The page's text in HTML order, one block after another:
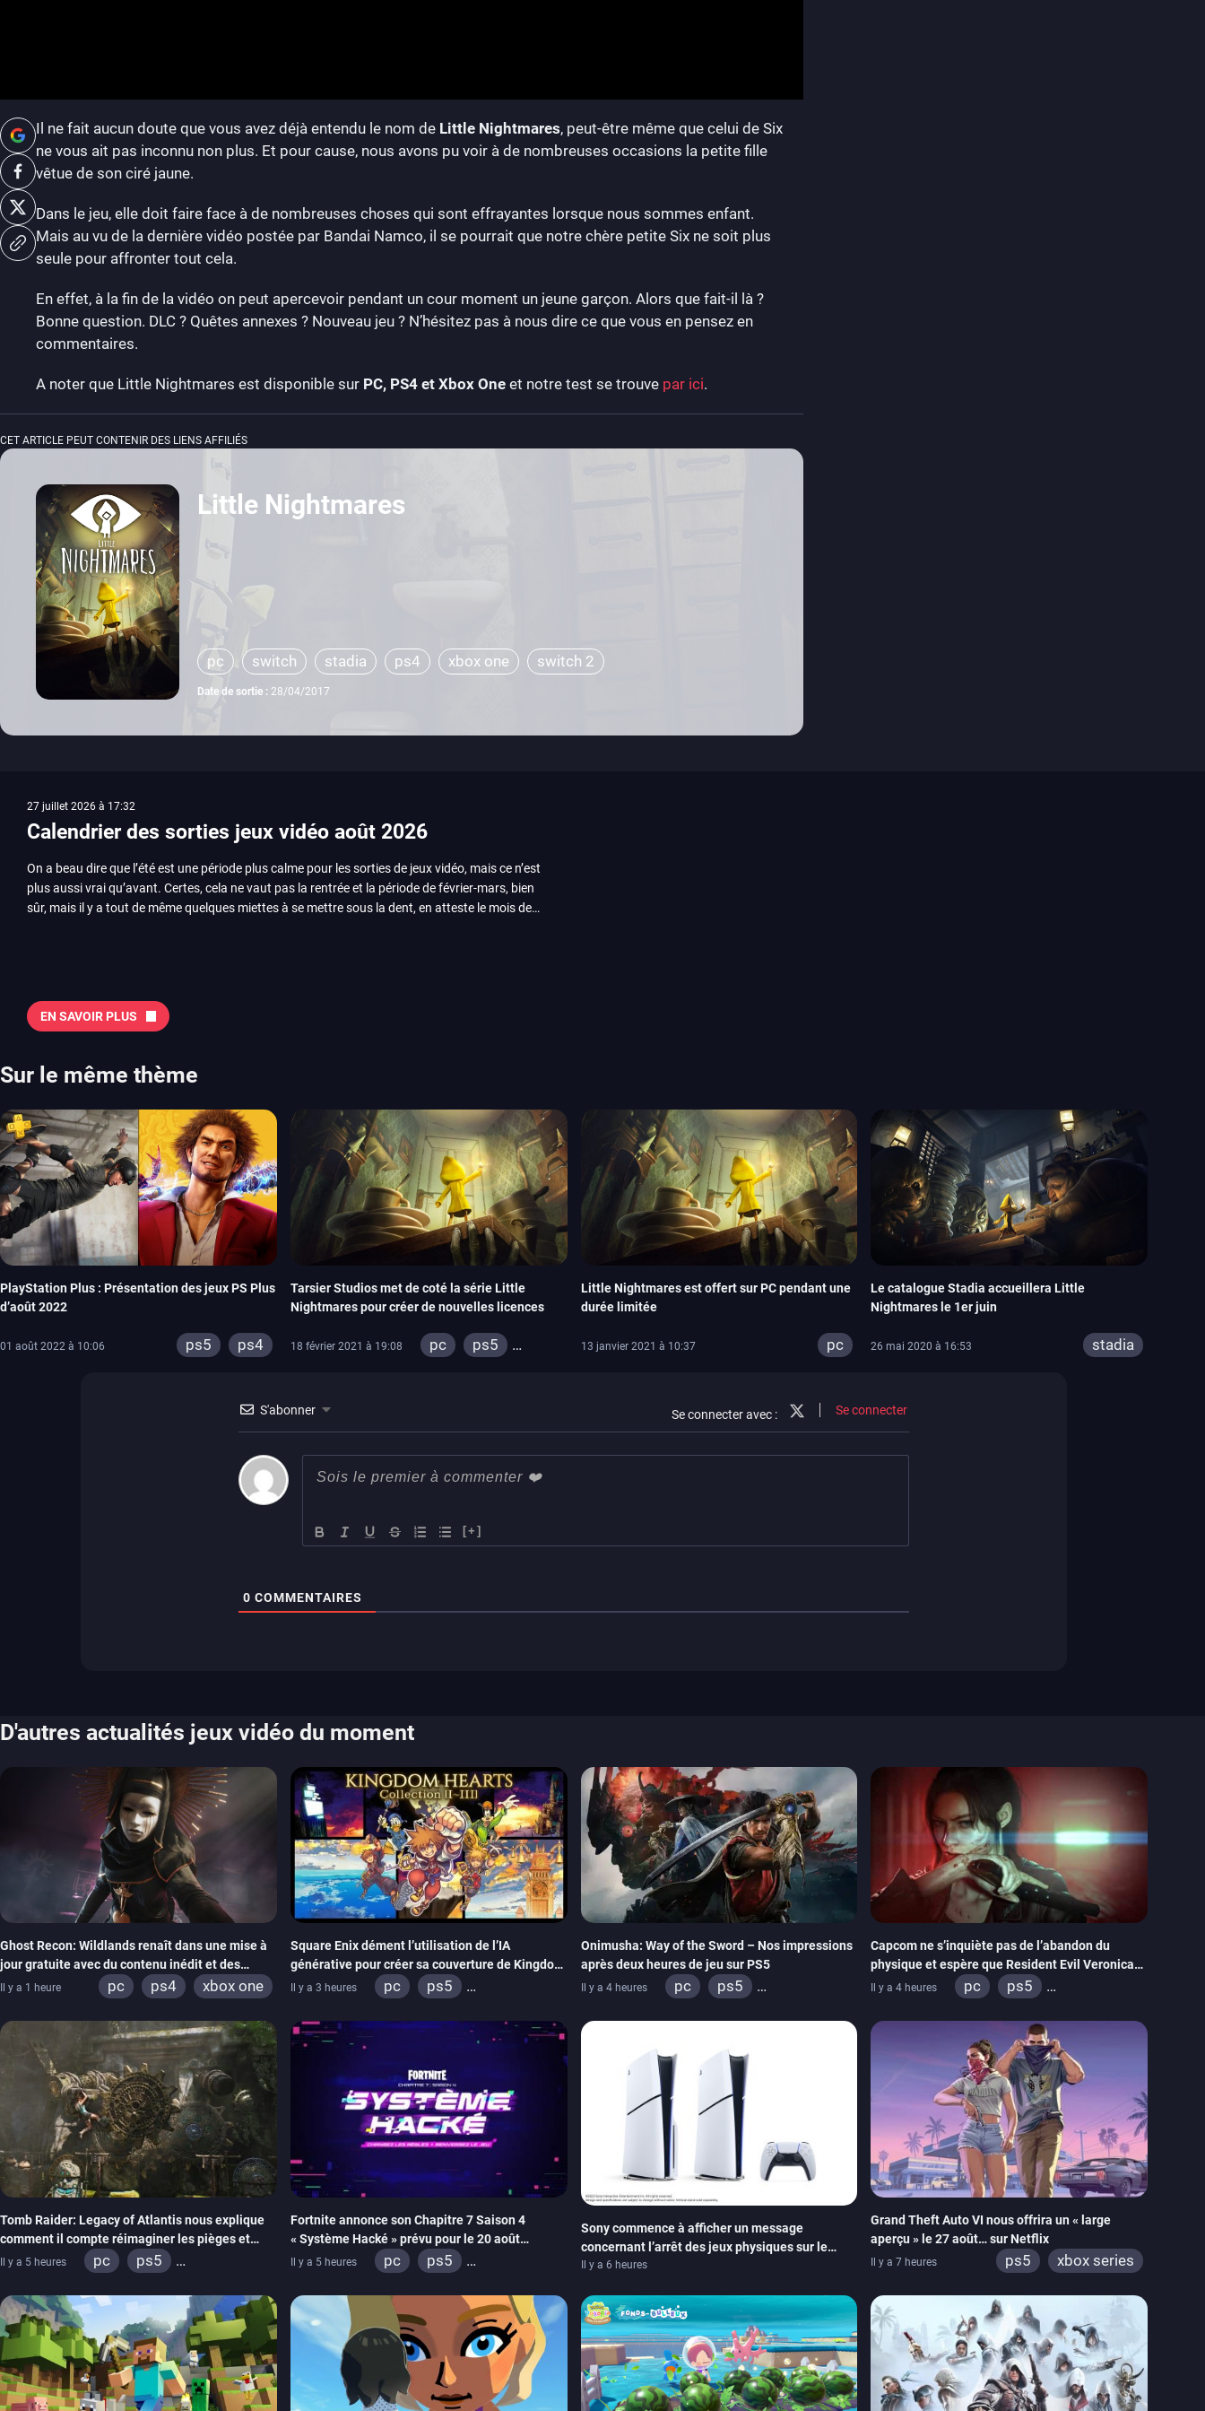
Il ne fait aucun doute que vous avez déjà entendu le nom de Little Nightmares, peut-être même que celui de Six
ne vous ait pas inconnu non plus. Et pour cause, nous avons pu voir à de nombreuses occasions la petite fille
vêtue de son ciré jaune.
Dans le jeu, elle doit faire face à de nombreuses choses qui sont effrayantes lorsque nous sommes enfant.
Mais au vu de la dernière vidéo postée par Bandai Namco, il se pourrait que notre chère petite Six ne soit plus
seule pour affronter tout cela.
En effet, à la fin de la vidéo on peut apercevoir pendant un cour moment un jeune garçon. Alors que fait-il là ?
Bonne question. DLC ? Quêtes annexes ? Nouveau jeu ? N’hésitez pas à nous dire ce que vous en pensez en
commentaires.
A noter que Little Nightmares est disponible sur PC, PS4 et Xbox One et notre test se trouve par ici.
CET ARTICLE PEUT CONTENIR DES LIENS AFFILIÉS
Little Nightmares
pc switch stadia ps4 xbox one switch 2
Date de sortie : 28/04/2017
27 juillet 2026 à 17:32
Calendrier des sorties jeux vidéo août 2026
On a beau dire que l’été est une période plus calme pour les sorties de jeux vidéo, mais ce n’est
plus aussi vrai qu’avant. Certes, cela ne vaut pas la rentrée et la période de février-mars, bien
sûr, mais il y a tout de même quelques miettes à se mettre sous la dent, en atteste le mois de
Tokon ou encore Beast of Reincarnation, qui nous montre que Game Freak sait faire autre
chose d’ambitieux que Pokémon. On n’oubliera pas la période de Gamescom, avec Star Wars,
2026 Vous trouverez ici tous les jeux majeurs qui sortiront au mois de juin. Vous trouverez
aussi les jeux de ce mois dans notre page dédiée…
EN SAVOIR PLUS
Sur le même thème
PlayStation Plus : Présentation des jeux PS Plus
d’août 2022
01 août 2022 à 10:06 ps5 ps4
Tarsier Studios met de coté la série Little
Nightmares pour créer de nouvelles licences
18 février 2021 à 19:08 pc
ps5
Little Nightmares est offert sur PC pendant une
durée limitée
13 janvier 2021 à 10:37 pc
Le catalogue Stadia accueillera Little
Nightmares le 1er juin
26 mai 2020 à 16:53 stadia
S'abonner Se connecter avec : Se connecter
[+]
0 COMMENTAIRES
D'autres actualités jeux vidéo du moment
Ghost Recon: Wildlands renaît dans une mise à
jour gratuite avec du contenu inédit et des
visuels améliorés
Il y a 1 heure pc ps4 xbox one
Square Enix dément l’utilisation de l’IA
générative pour créer sa couverture de Kingdom
Hearts Collection
Il y a 3 heures pc
ps5
Onimusha: Way of the Sword – Nos impressions
après deux heures de jeu sur PS5
Il y a 4 heures pc
ps5
Capcom ne s’inquiète pas de l’abandon du
physique et espère que Resident Evil Veronica
imitera Requiem pour dynamiser la série
Il y a 4 heures pc
ps5
Tomb Raider: Legacy of Atlantis nous explique
comment il compte réimaginer les pièges et
énigmes dans une nouvelle vidéo des coulisses
de développement
Il y a 5 heures pc
ps5
Fortnite annonce son Chapitre 7 Saison 4
« Système Hacké » prévu pour le 20 août
prochain, tandis que Les Simpson ont fait leur
Il y a 5 heures pc
ps5
ios
android
ps4
xbox one
switch 2
Sony commence à afficher un message
concernant l’arrêt des jeux physiques sur le
carton des PlayStation 5
Il y a 6 heures
Grand Theft Auto VI nous offrira un « large
aperçu » le 27 août… sur Netflix
Il y a 7 heures ps5 xbox series